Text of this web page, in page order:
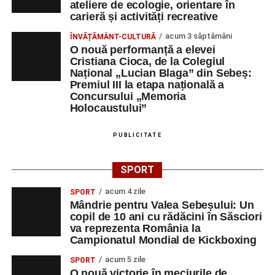
Care sunt cele mai amuzante
mesaje de Paștele 2026
„16 iepuraşi: opt se spionează, cinci sunt la somnic şi
frumos visează. Doi mai albiori dau cadouri de sărbători.
Iar ultimul a citit: un nou Paşte fericit!”
adiţionale. Mi-am dat salariul ca să umplu masa de
„Un iepuraş cu boticul alb, a venit la voi în prag. Să vă
aducă oul roşu, care să vă umple coşul. Hristos a înviat!”
„Azi, în zi de sărbătoare, să coboare liniştea şi pacea.
Minunea Învierii lui Iisus să dăinuie în inimile voastre, să
speranţei şi bucuriei cu bunătate şi căldură în suflet.
ateliere de ecologie, orientare în
carieră și activități recreative
ÎNVĂȚĂMÂNT-CULTURĂ acum 3 săptămâni
O nouă performanță a elevei
Cristiana Cioca, de la Colegiul
Național „Lucian Blaga” din Sebeș:
Premiul III la etapa națională a
Concursului „Memoria
Holocaustului”
PUBLICITATE
SPORT
SPORT acum 4 zile
Mândrie pentru Valea Sebeșului: Un
copil de 10 ani cu rădăcini în Săsciori
va reprezenta România la
Campionatul Mondial de Kickboxing
SPORT acum 5 zile